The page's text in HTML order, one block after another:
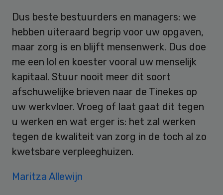
Dus beste bestuurders en managers: we
hebben uiteraard begrip voor uw opgaven,
maar zorg is en blijft mensenwerk. Dus doe
me een lol en koester vooral uw menselijk
kapitaal. Stuur nooit meer dit soort
afschuwelijke brieven naar de Tinekes op
uw werkvloer. Vroeg of laat gaat dit tegen
u werken en wat erger is: het zal werken
tegen de kwaliteit van zorg in de toch al zo
kwetsbare verpleeghuizen.
Maritza Allewijn